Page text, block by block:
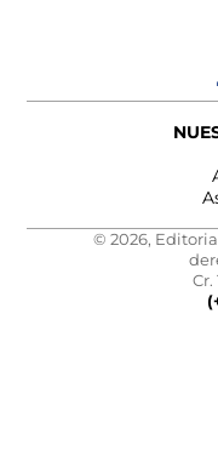
© 2026,
Cr.